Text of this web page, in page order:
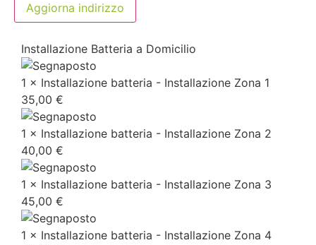
Aggiorna indirizzo
Installazione Batteria a Domicilio
1 × Installazione batteria - Installazione Zona 1
35,00 €
1 × Installazione batteria - Installazione Zona 2
40,00 €
1 × Installazione batteria - Installazione Zona 3
45,00 €
1 × Installazione batteria - Installazione Zona 4